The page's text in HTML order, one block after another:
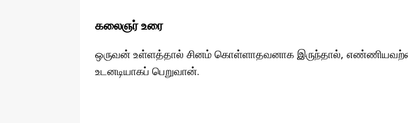
கலைஞர் உரை
ஒருவன் உள்ளத்தால் சினம் கொள்ளாதவனாக இருந்தால்,
உடனடியாகப் பெறுவான்.